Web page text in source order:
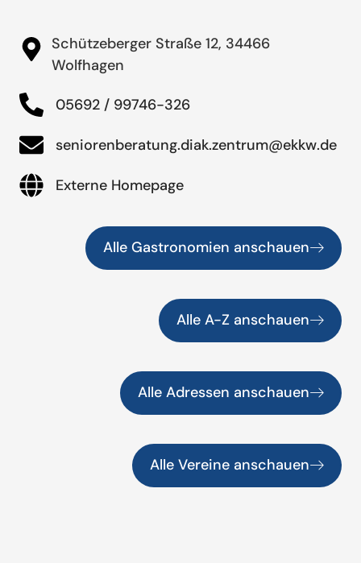
Schützeberger Straße 12, 34466
Wolfhagen
05692 / 99746-326
seniorenberatung.diak.zentrum@ekkw.de
Externe Homepage
Alle Gastronomien anschauen
Alle A-Z anschauen
Alle Adressen anschauen
Alle Vereine anschauen